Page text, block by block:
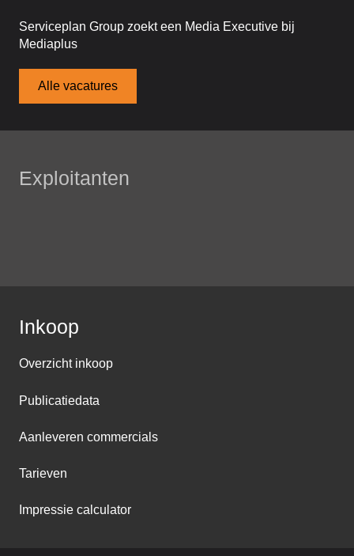
Serviceplan Group zoekt een Media Executive bij
Mediaplus
Alle vacatures
Exploitanten
Inkoop
Overzicht inkoop
Publicatiedata
Aanleveren commercials
Tarieven
Impressie calculator